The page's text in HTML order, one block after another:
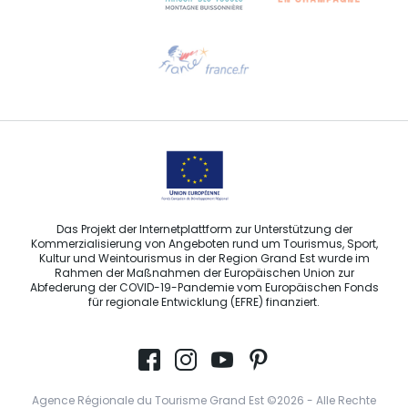
Sprechen Sie uns per E-Mail an
Das Projekt der Internetplattform zur Unterstützung der
Kommerzialisierung von Angeboten rund um Tourismus, Sport,
Kultur und Weintourismus in der Region Grand Est wurde im
Rahmen der Maßnahmen der Europäischen Union zur
Abfederung der COVID-19-Pandemie vom Europäischen Fonds
für regionale Entwicklung (EFRE) finanziert.
Agence Régionale du Tourisme Grand Est ©2026 - Alle Rechte